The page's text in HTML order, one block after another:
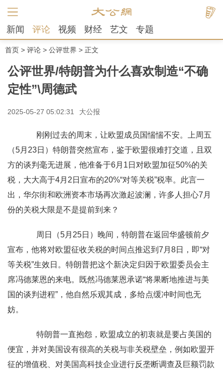
新闻 评论 视频 财经 艺文 专题
首页 > 评论 > 公评世界 > 正文
公评世界/特朗普为什么喜欢制造“不确
定性”\周德武
2025-05-27 05:02:31 大公报
刚刚过去的周末，让欧盟成员国惴惴不安。上周五
（5月23日）特朗普突然宣布，鉴于欧盟很难打交道，且双
方的谈判毫无进展，他准备于6月1日对欧盟加征50%的关
税，大大高于4月2日宣布的20%“对等关税”税率。此言一
出，华尔街和欧洲资本市场再次激起波澜，许多人担心7月
份的关税大限是不是提前到来？
周日（5月25日）晚间，特朗普在返回华盛顿前夕
宣布，他将对欧盟征收关税的时间点推迟到7月8日，即“对
等关税”生效日。特朗普把这个新决定归因于欧盟委员会主
席冯德莱恩的来电。既然冯德莱恩承诺“将果断地推进与美
国的谈判进程”，他自然乐观其成，多给点缓冲时间也无
妨。
特朗普一直抱怨，欧盟成立的初衷就是要占美国的
便宜，并对美国设有很高的关税与非关税壁垒，例如欧盟开
征的增值税、对美国高科技企业进行反垄断调查及巨额罚款